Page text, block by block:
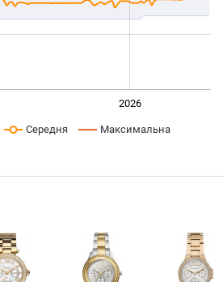
2026
Середня Максимальна